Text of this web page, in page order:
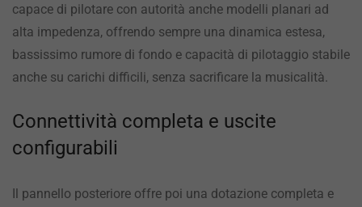
capace di pilotare con autorità anche modelli planari ad
alta impedenza, offrendo sempre una dinamica estesa,
bassissimo rumore di fondo e capacità di pilotaggio stabile
anche su carichi difficili, senza sacrificare la musicalità.
Connettività completa e uscite
configurabili
Il pannello posteriore offre poi una dotazione completa e